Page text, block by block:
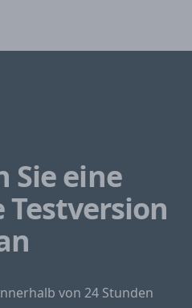
Sie eine
von 24 Stunden